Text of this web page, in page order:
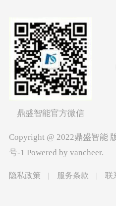
鼎盛智能官方微信
Copyright @ 2022鼎盛智能
号-1 Powered by vancheer.
隐私政策 | 服务条款 | 联